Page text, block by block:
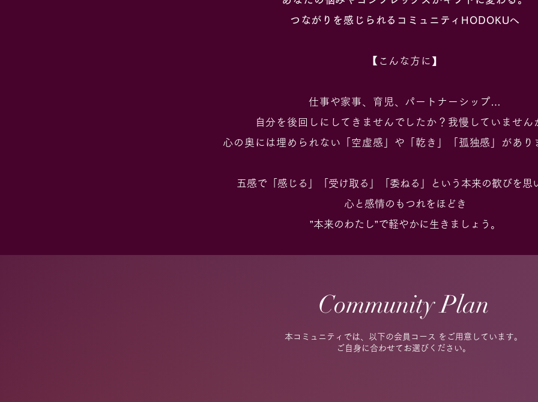
つながりを感じられるコミュニティ ​HODOKUへ
【 ​こんな方に】​
仕事や家事、育児、パートナーシップ…
自分を後回しにしてきませんでしたか？我慢していません
心の奥には埋められない「空虚感」や「乾き」「孤独感」があり
五感で「感じる」「受け取る」「委ねる」という本来の歓びを思
心と感情のもつれをほどき
”本来のわたし”で軽やかに生きましょう。
Community Plan
本コミュニティでは、以下の会員コース をご用意しています。
ご自身に合わせてお選びください。​